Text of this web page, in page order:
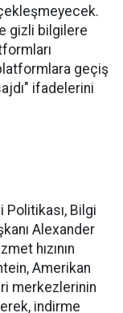
gizli bilgilere
geçiş
ifadelerini
Politikası, Bilgi
Alexander
hızının
Amerikan
merkezlerinin
indirme